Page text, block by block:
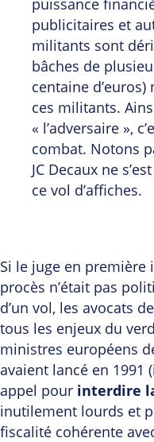
puissance
publicitaires et
militants sont
bâches de
centaine
ces militants.
« l’adversaire »,
combat. Notons
JC Decaux ne
ce vol d’affiches.
Si le juge en première
procès n’était pas
d’un vol, les avocats
tous les enjeux du
ministres européens
avaient lancé en 1991
appel pour interdire
inutilement lourds et
fiscalité cohérente